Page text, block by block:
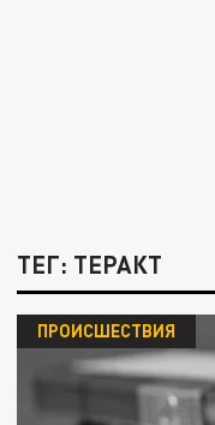
ТЕГ: ТЕРАКТ
ПРОИСШЕСТВИЯ